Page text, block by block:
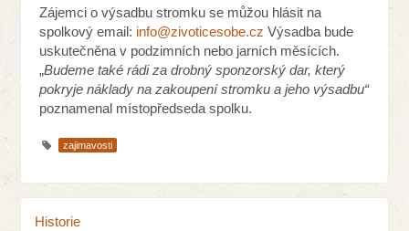
Zájemci o výsadbu stromku se můžou hlásit na
spolkový email: info@zivoticesobe.cz Výsadba bude
uskutečněna v podzimních nebo jarních měsících.
„Budeme také rádi za drobný sponzorský dar, který
pokryje náklady na zakoupení stromku a jeho výsadbu“
poznamenal místopředseda spolku.
zajimavosti
Historie